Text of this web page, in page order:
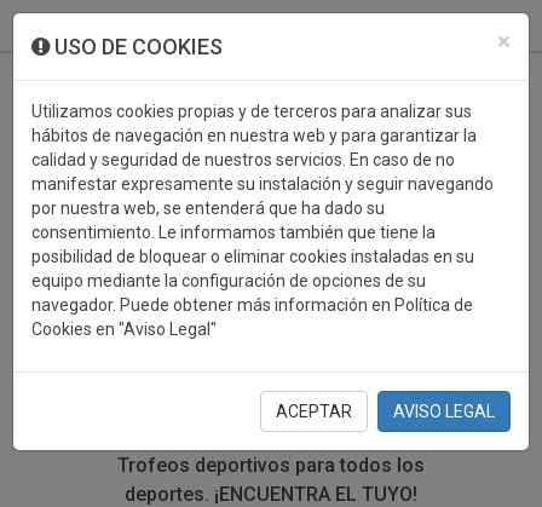
×
USO DE COOKIES
Utilizamos cookies propias y de terceros para analizar sus
hábitos de navegación en nuestra web y para garantizar la
calidad y seguridad de nuestros servicios. En caso de no
manifestar expresamente su instalación y seguir navegando
por nuestra web, se entenderá que ha dado su
consentimiento. Le informamos también que tiene la
posibilidad de bloquear o eliminar cookies instaladas en su
equipo mediante la configuración de opciones de su
navegador. Puede obtener más información en Política de
Cookies en "Aviso Legal"
ACEPTAR AVISO LEGAL
TROFEOS DEPORTIVOS
BALONCESTO
En esta sección encontrarás una gran variedad de
trofeos deportivos. Define tu búsqueda mediante los
filtros por deporte, material y precio del trofeo.
Trofeos deportivos para todos los
deportes. ¡ENCUENTRA EL TUYO!